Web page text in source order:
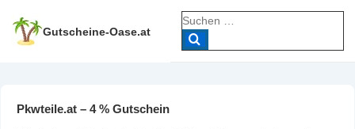
Zum
Inhalt
Gutscheine-Oase.at
Suche
nach:
Pkwteile.at – 4 % Gutschein